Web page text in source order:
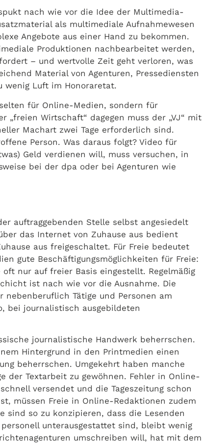
nach wie vor die Idee der Multimedia-
als multimediale Aufnahmewesen
Angebote aus einer Hand zu bekommen.
Produktionen nachbearbeitet werden,
– und wertvolle Zeit geht verloren, was
Material von Agenturen, Pressediensten
wenig Luft im Honoraretat.
für Online-Medien, sondern für
Wirtschaft“ dagegen muss der „VJ“ mit
Machart zwei Tage erforderlich sind.
Person. Was daraus folgt? Video für
Geld verdienen will, muss versuchen, in
bei der dpa oder bei Agenturen wie
auftraggebenden Stelle selbst angesiedelt
das Internet von Zuhause aus bedient
aus freigeschaltet. Für Freie bedeutet
gute Beschäftigungsmöglichkeiten für Freie:
nur auf freier Basis eingestellt. Regelmäßig
ist nach wie vor die Ausnahme. Die
nebenberuflich Tätige und Personen am
bei journalistisch ausgebildeten
journalistische Handwerk beherrschen.
Hintergrund in den Printmedien einen
beherrschen. Umgekehrt haben manche
der Textarbeit zu gewöhnen. Fehler in Online-
versendet und die Tageszeitung schon
müssen Freie in Online-Redaktionen zudem
sind so zu konzipieren, dass die Lesenden
unterausgestattet sind, bleibt wenig
umschreiben will, hat mit dem